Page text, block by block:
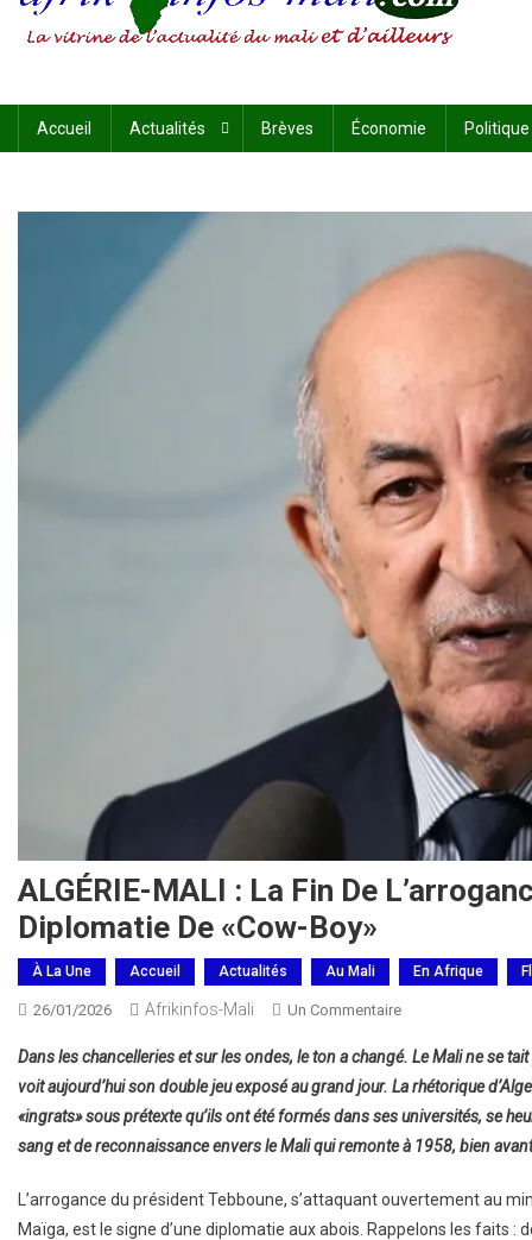
Accueil Actualités Brèves Économie Politique
ALGÉRIE-MALI : La Fin De
Diplomatie De «Cow-Boy»
À La Une Accueil Actualités Au Mali En Afrique
26/01/2026 Afrikinfos-Mali Un CommentaireSur
MALI :
La
Fin
De
Et
Le
Dans les chancelleries et sur les ondes, le ton a changé. Le Mali ne se
voit aujourd’hui son double jeu exposé au grand jour. La rhétorique
«ingrats» sous prétexte qu’ils ont été formés dans ses universités, se
sang et de reconnaissance envers le Mali qui remonte à 1958, bien
L’arrogance du président Tebboune, s’attaquant ouvertement au
Maïga, est le signe d’une diplomatie aux abois. Rappelons les faits :